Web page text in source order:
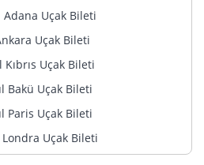
Uçak Bileti
Uçak Bileti
Uçak Bileti
Bakü Uçak Bileti
Paris Uçak Bileti
Uçak Bileti